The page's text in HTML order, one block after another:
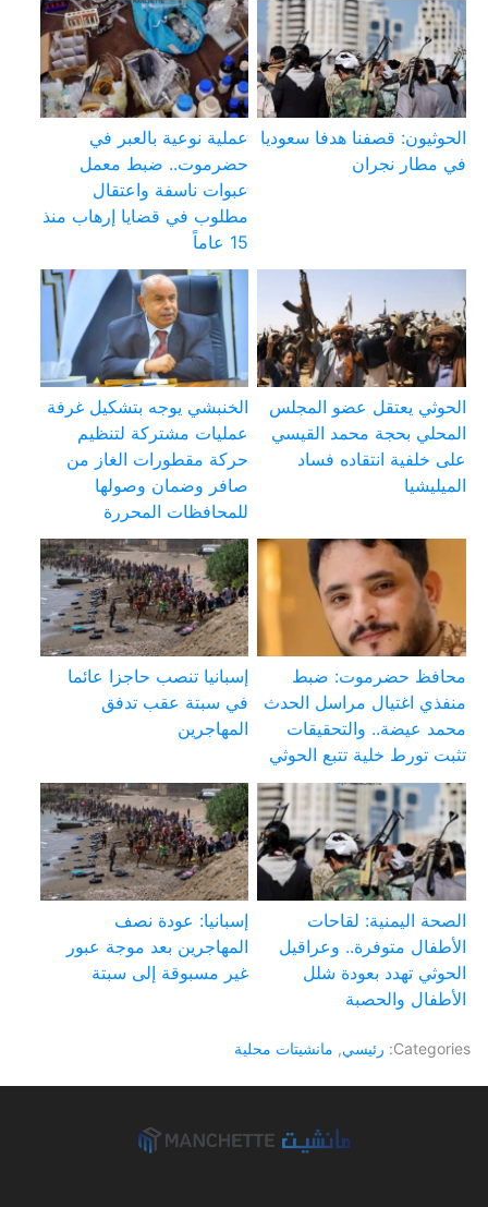
الحوثيون: قصفنا هدفا سعوديا
في مطار نجران
عملية نوعية بالعبر في
حضرموت.. ضبط معمل
عبوات ناسفة واعتقال
مطلوب في قضايا إرهاب منذ
15 عاماً
الحوثي يعتقل عضو المجلس
المحلي بحجة محمد القيسي
على خلفية انتقاده فساد
الميليشيا
الخنبشي يوجه بتشكيل غرفة
عمليات مشتركة لتنظيم
حركة مقطورات الغاز من
صافر وضمان وصولها
للمحافظات المحررة
محافظ حضرموت: ضبط
منفذي اغتيال مراسل الحدث
محمد عيضة.. والتحقيقات
تثبت تورط خلية تتبع الحوثي
إسبانيا تنصب حاجزا عائما
في سبتة عقب تدفق
المهاجرين
الصحة اليمنية: لقاحات
الأطفال متوفرة.. وعراقيل
الحوثي تهدد بعودة شلل
الأطفال والحصبة
إسبانيا: عودة نصف
المهاجرين بعد موجة عبور
غير مسبوقة إلى سبتة
Categories: رئيسي, مانشيتات محلية